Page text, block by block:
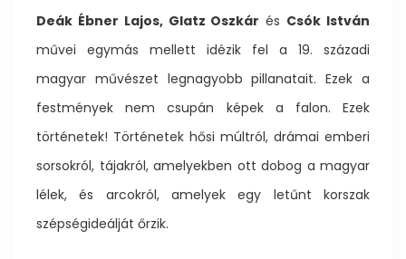
Deák Ébner Lajos, Glatz Oszkár és Csók István
művei egymás mellett idézik fel a 19. századi
magyar művészet legnagyobb pillanatait. Ezek a
festmények nem csupán képek a falon. Ezek
történetek! Történetek hősi múltról, drámai emberi
sorsokról, tájakról, amelyekben ott dobog a magyar
lélek, és arcokról, amelyek egy letűnt korszak
szépségideálját őrzik.